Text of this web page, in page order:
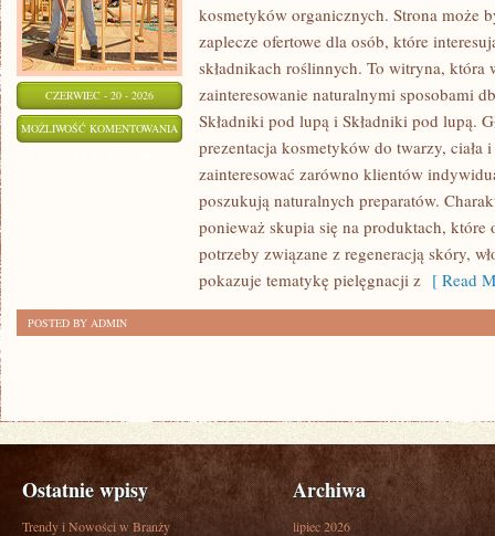
CZERWIEC - 20 - 2026
MOŻLIWOŚĆ KOMENTOWANIA KOSMETYKI
kosmetyków organicznych. Strona może
zaplecze ofertowe dla osób, które
składnikach roślinnych. To witryna, która
zainteresowanie naturalnymi sposobami
Składniki pod lupą i Składniki pod lupą.
prezentacja kosmetyków do twarzy, ciała
zainteresować zarówno klientów
poszukują naturalnych preparatów.
ponieważ skupia się na produktach, które
potrzeby związane z regeneracją skóry,
pokazuje tematykę pielęgnacji z [ Read
POSTED BY ADMIN
Ostatnie wpisy
Trendy i Nowości w Branży
Archiwa
lipiec 2026